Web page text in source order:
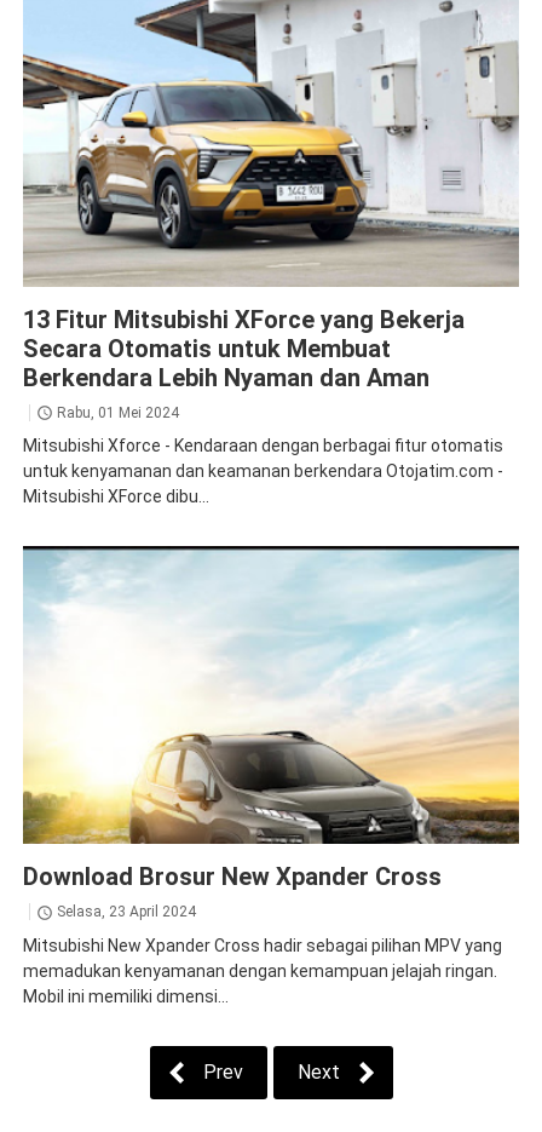
13 Fitur Mitsubishi XForce yang Bekerja
Secara Otomatis untuk Membuat
Berkendara Lebih Nyaman dan Aman
Rabu, 01 Mei 2024
Mitsubishi Xforce - Kendaraan dengan berbagai fitur otomatis
untuk kenyamanan dan keamanan berkendara Otojatim.com -
Mitsubishi XForce dibu...
Download Brosur New Xpander Cross
Selasa, 23 April 2024
Mitsubishi New Xpander Cross hadir sebagai pilihan MPV yang
memadukan kenyamanan dengan kemampuan jelajah ringan.
Mobil ini memiliki dimensi...
Prev Next